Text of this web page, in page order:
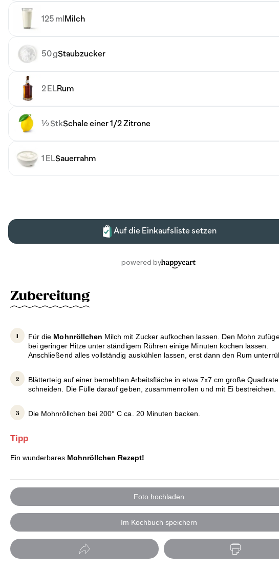
Zubereitung
Für die Mohnröllchen Milch mit Zucker aufkochen lassen. Den Mohn
bei geringer Hitze unter ständigem Rühren einige Minuten kochen lassen.
Anschließend alles vollständig auskühlen lassen, erst dann den Rum
Blätterteig auf einer bemehlten Arbeitsfläche in etwa 7x7 cm große Quadrate
schneiden. Die Fülle darauf geben, zusammenrollen und mit Ei bestreichen.
Die Mohnröllchen bei 200° C ca. 20 Minuten backen.
Tipp
Ein wunderbares Mohnröllchen Rezept!
Foto hochladen
Im Kochbuch speichern